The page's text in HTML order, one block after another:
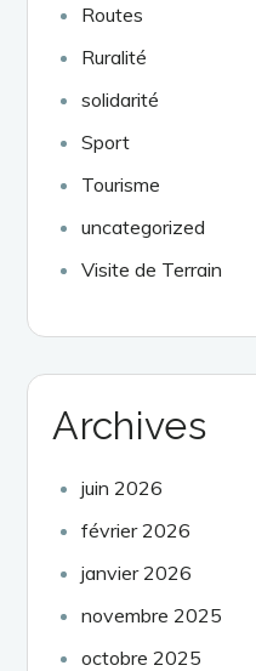
Routes
Ruralité
solidarité
Sport
Tourisme
uncategorized
Visite de Terrain
Archives
juin 2026
février 2026
janvier 2026
novembre 2025
octobre 2025